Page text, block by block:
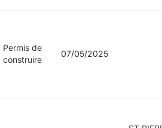
Permis de
construire
07/05/2025